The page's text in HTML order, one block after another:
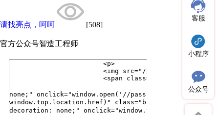
请找亮点，呵呵 [508]
官方公众号智造工程师
客服
小程序
公众号